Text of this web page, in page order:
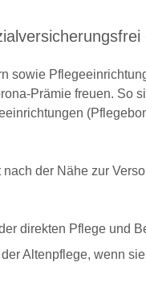
sowie
Prämie freuen. So
der Nähe zur
direkten Pflege und
Altenpflege, wenn